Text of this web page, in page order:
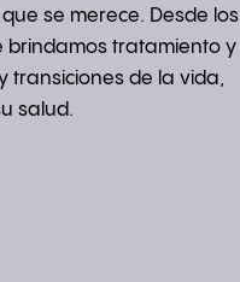
se merece. Desde los
brindamos tratamiento y
transiciones de la vida,
salud.